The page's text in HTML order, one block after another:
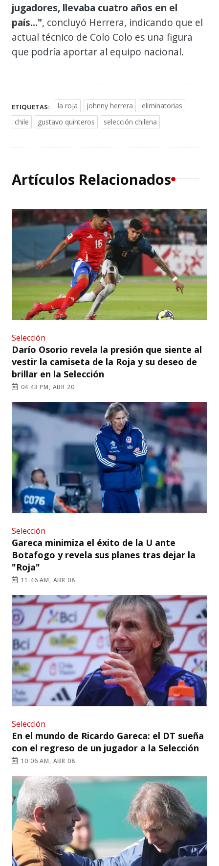
jugadores, llevaba cuatro años en el
país...", concluyó Herrera, indicando que el
actual técnico de Colo Colo es una figura
que podría aportar al equipo nacional.
ETIQUETAS: la roja johnny herrera
eliminatorias
chile
gustavo quinteros selección chilena
Artículos Relacionados
Selección
Darío Osorio revela la presión que siente al
vestir la camiseta de la Roja y su deseo de
brillar en la Selección
04:43 PM, ABR 20
Selección
Gareca minimiza el éxito de la U ante
Botafogo y revela sus planes tras dejar la
"Roja"
11:46 AM, ABR 08
Selección
En el mundo de Ricardo Gareca: el DT sueña
con el regreso de un jugador a la Selección
10:06 AM, ABR 08